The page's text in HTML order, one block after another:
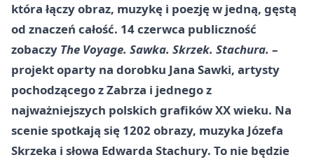
która łączy obraz, muzykę i poezję w jedną, gęstą
od znaczeń całość. 14 czerwca publiczność
zobaczy The Voyage. Sawka. Skrzek. Stachura. –
projekt oparty na dorobku Jana Sawki, artysty
pochodzącego z Zabrza i jednego z
najważniejszych polskich grafików XX wieku. Na
scenie spotkają się 1202 obrazy, muzyka Józefa
Skrzeka i słowa Edwarda Stachury. To nie będzie